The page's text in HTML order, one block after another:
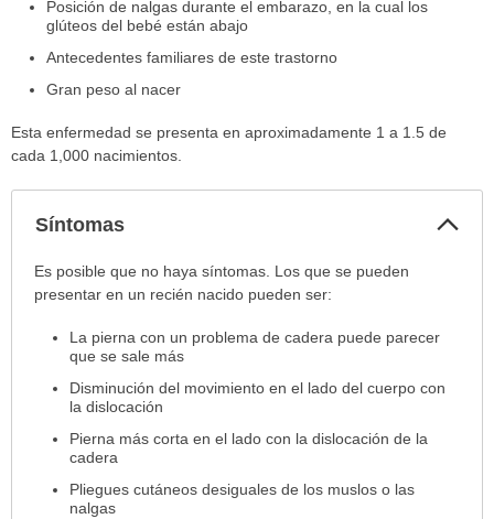
Posición de nalgas durante el embarazo, en la cual los
glúteos del bebé están abajo
Antecedentes familiares de este trastorno
Gran peso al nacer
Esta enfermedad se presenta en aproximadamente 1 a 1.5 de
cada 1,000 nacimientos.
Síntomas
Síntomas
extendido.
Es posible que no haya síntomas. Los que se pueden
presentar en un recién nacido pueden ser:
La pierna con un problema de cadera puede parecer
que se sale más
Disminución del movimiento en el lado del cuerpo con
la dislocación
Pierna más corta en el lado con la dislocación de la
cadera
Pliegues cutáneos desiguales de los muslos o las
nalgas